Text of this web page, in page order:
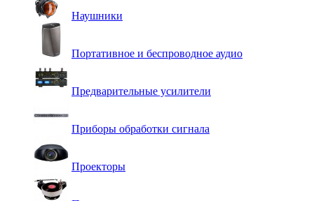
Наушники
Портативное и беспроводное аудио
Предварительные усилители
Приборы обработки сигнала
Проекторы